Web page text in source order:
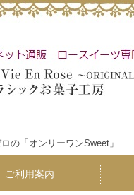
の「オンリーワンSweet」
ご利用案内